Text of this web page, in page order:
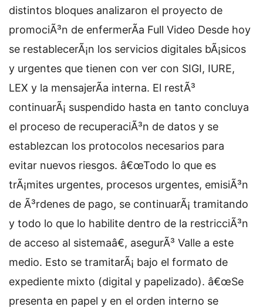
distintos bloques analizaron el proyecto de
promociÃ³n de enfermerÃ­a Full Video Desde hoy
se restablecerÃ¡n los servicios digitales bÃ¡sicos
y urgentes que tienen con ver con SIGI, IURE,
LEX y la mensajerÃ­a interna. El restÃ³
continuarÃ¡ suspendido hasta en tanto concluya
el proceso de recuperaciÃ³n de datos y se
establezcan los protocolos necesarios para
evitar nuevos riesgos. â€œTodo lo que es
trÃ¡mites urgentes, procesos urgentes, emisiÃ³n
de Ã³rdenes de pago, se continuarÃ¡ tramitando
y todo lo que lo habilite dentro de la restricciÃ³n
de acceso al sistemaâ€, asegurÃ³ Valle a este
medio. Esto se tramitarÃ¡ bajo el formato de
expediente mixto (digital y papelizado). â€œSe
presenta en papel y en el orden interno se